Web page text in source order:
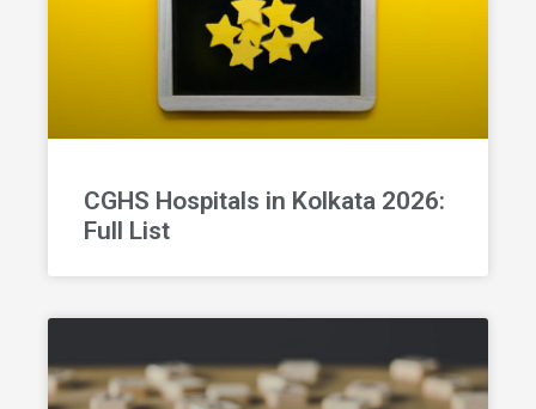
CGHS Hospitals in Kolkata 2026:
Full List